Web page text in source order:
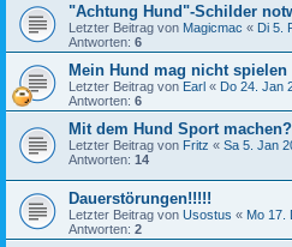
"Achtung Hund"-Schilder
Letzter Beitrag von Magicmac « Di 5.
Antworten: 6
Mein Hund mag nicht spielen
Letzter Beitrag von Earl « Do 24. Jan
Antworten: 6
Mit dem Hund Sport
Letzter Beitrag von Fritz « Sa 5. Jan
Antworten: 14
Dauerstörungen!!!!!
Letzter Beitrag von Usostus « Mo 17.
Antworten: 2